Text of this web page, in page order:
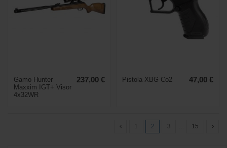
Gamo Hunter
Maxxim IGT+ Visor
4x32WR
237,00 € Pistola XBG Co2 47,00 €
1 2 3 … 15